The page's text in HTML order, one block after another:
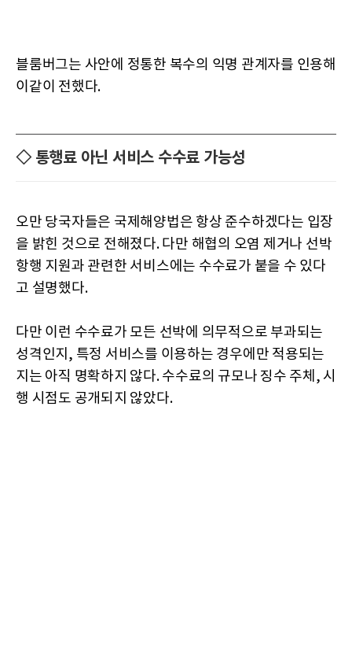
블룸버그는 사안에 정통한 복수의 익명 관계자를 인용해
이같이 전했다.
◇ 통행료 아닌 서비스 수수료 가능성
오만 당국자들은 국제해양법은 항상 준수하겠다는 입장
을 밝힌 것으로 전해졌다. 다만 해협의 오염 제거나 선박
항행 지원과 관련한 서비스에는 수수료가 붙을 수 있다
고 설명했다.
다만 이런 수수료가 모든 선박에 의무적으로 부과되는
성격인지, 특정 서비스를 이용하는 경우에만 적용되는
지는 아직 명확하지 않다. 수수료의 규모나 징수 주체, 시
행 시점도 공개되지 않았다.